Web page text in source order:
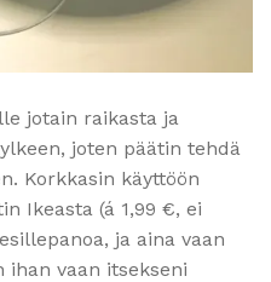
jotain raikasta ja
joten päätin tehdä
Korkkasin käyttöön
Ikeasta (á 1,99 €, ei
ja aina vaan
ihan vaan itsekseni